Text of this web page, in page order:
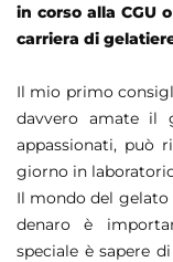
in corso alla CGU
carriera di
Il mio primo
davvero amate il
appassionati, può
giorno in
Il mondo del gelato
denaro è
speciale è sapere